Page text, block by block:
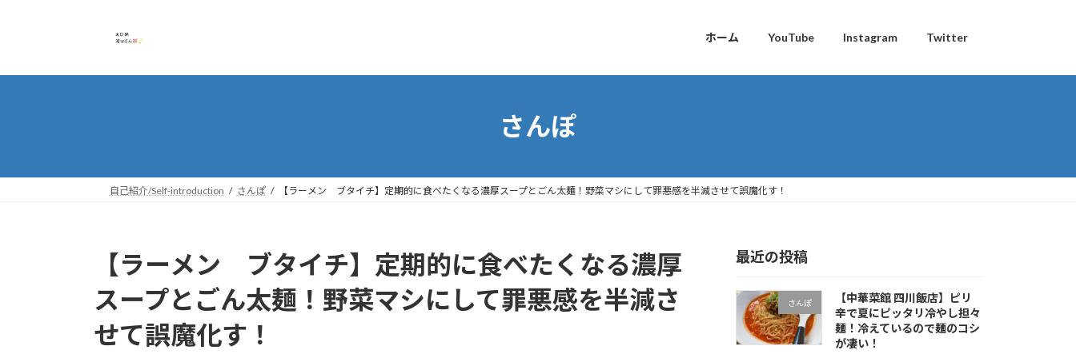
プ
動
ホーム YouTube Instagram Twitter
さんぽ
自己紹介/Self-introduction さんぽ 【ラーメン ブタイチ】定期的に食べたくなる濃厚スープとごん太麺！野菜マシにして罪悪感を半減させて誤魔化す！
【ラーメン ブタイチ】定期的に食べたくなる濃厚
スープとごん太麺！野菜マシにして罪悪感を半減さ
せて誤魔化す！
最近の投稿
さんぽ
【中華菜館 四川飯店】ピリ
辛で夏にピッタリ冷やし担々
麺！冷えているので麺のコシ
が凄い！